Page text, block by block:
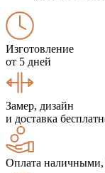
Изготовление
от 5 дней
Замер, дизайн
и доставка
Оплата наличными,